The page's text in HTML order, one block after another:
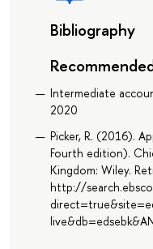
Bibliography
Intermediate
2020
Picker, R. (2016).
Fourth edition).
Kingdom: Wiley.
http://